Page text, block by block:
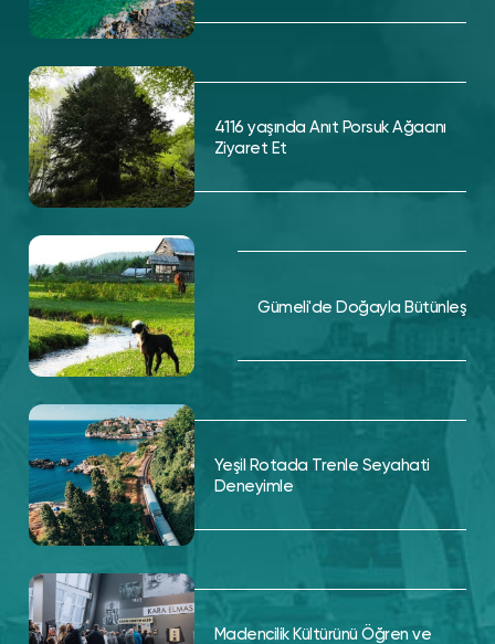
4116 yaşında Anıt Porsuk Ağacını
Ziyaret Et
Gümeli'de Doğayla Bütünleş
Yeşil Rotada Trenle Seyahati
Deneyimle
Madencilik Kültürünü Öğren ve